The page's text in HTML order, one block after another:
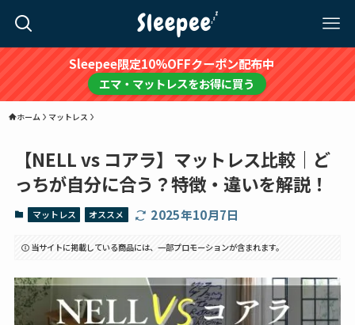
Sleepee限定10%OFFクーポン配布中
エマ・マットレスをお得に買う
ホーム マットレス
【NELL vs コアラ】マットレス比較｜ど
っちが自分に合う？特徴・違いを解説！
マットレス オススメ 2025年10月7日
当サイトに掲載している商品には、一部プロモーションが含まれます。